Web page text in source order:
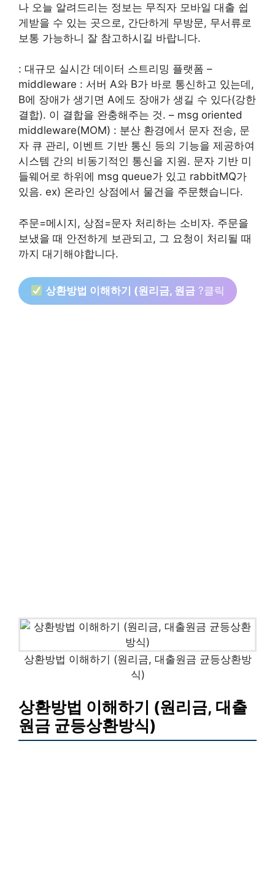
나 오늘 알려드리는 정보는 무직자 모바일 대출 쉽
게받을 수 있는 곳으로, 간단하게 무방문, 무서류로
보통 가능하니 잘 참고하시길 바랍니다.
: 대규모 실시간 데이터 스트리밍 플랫폼 –
middleware : 서버 A와 B가 바로 통신하고 있는데,
B에 장애가 생기면 A에도 장애가 생길 수 있다(강한
결합). 이 결합을 완충해주는 것. – msg oriented
middleware(MOM) : 분산 환경에서 문자 전송, 문
자 큐 관리, 이벤트 기반 통신 등의 기능을 제공하여
시스템 간의 비동기적인 통신을 지원. 문자 기반 미
들웨어로 하위에 msg queue가 있고 rabbitMQ가
있음. ex) 온라인 상점에서 물건을 주문했습니다.
주문=메시지, 상점=문자 처리하는 소비자. 주문을
보냈을 때 안전하게 보관되고, 그 요청이 처리될 때
까지 대기해야합니다.
상환방법 이해하기 (원리금, 원금 ?클릭
상환방법 이해하기 (원리금, 대출원금 균등상환방
식)
상환방법 이해하기 (원리금, 대출
원금 균등상환방식)